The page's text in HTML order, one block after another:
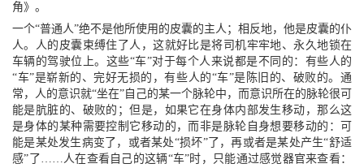
角》。
一个“普通人”绝不是他所使用的皮囊的主人；相反地，他是皮囊的仆
人。人的皮囊束缚住了人，这就好比是将司机牢牢地、永久地锁在
车辆的驾驶位上。这些“车”对于每个人来说都是不同的：有些人的
“车”是崭新的、完好无损的，有些人的“车”是陈旧的、破败的。通
常，人的意识就“坐在”自己的某一个脉轮中，而意识所在的脉轮很可
能是肮脏的、破败的；但是，如果它在身体内部发生移动，那么这
是身体的某种需要控制它移动的，而非是脉轮自身想要移动的：可
能是某处发生病变了，或者某处“损坏”了，再或者是某处产生“舒适
感”了……人在查看自己的这辆“车”时，只能通过感觉器官来查看：